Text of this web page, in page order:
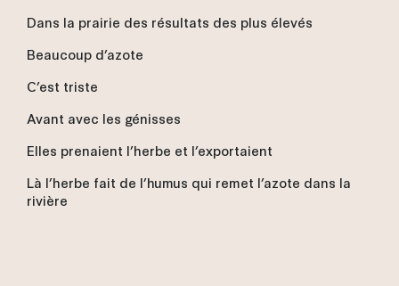
Dans la prairie des résultats des plus élevés
Beaucoup d’azote
C’est triste
Avant avec les génisses
Elles prenaient l’herbe et l’exportaient
Là l’herbe fait de l’humus qui remet l’azote dans la
rivière